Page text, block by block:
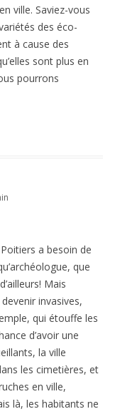
ville. Saviez-vous
des éco-
à cause des
sont plus en
pourrons
a besoin de
que
Mais
invasives,
qui étouffe les
d’avoir une
la ville
les cimetières, et
en ville,
là, les habitants ne